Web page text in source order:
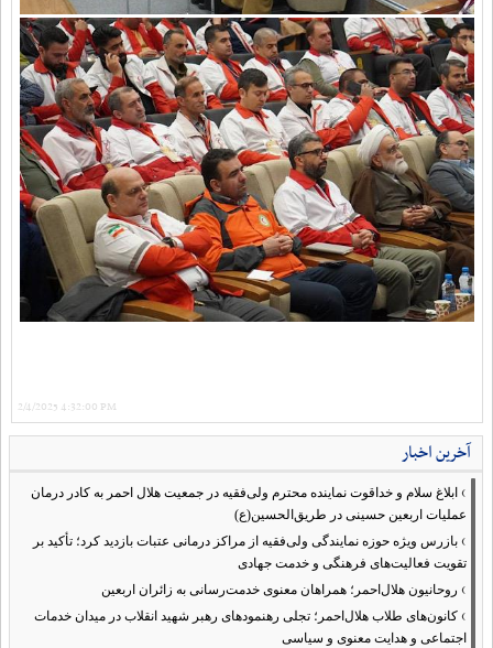
2/4/2025 4:32:00 PM
آخرین اخبار
› ابلاغ سلام و خداقوت نماینده محترم ولی‌فقیه در جمعیت هلال احمر به کادر درمان
عملیات اربعین حسینی در طریق‌الحسین(ع)
› بازرس ویژه حوزه نمایندگی ولی‌فقیه از مراکز درمانی عتبات بازدید کرد؛ تأکید بر
تقویت فعالیت‌های فرهنگی و خدمت جهادی
› روحانیون هلال‌احمر؛ همراهان معنوی خدمت‌رسانی به زائران اربعین
› کانون‌های طلاب هلال‌احمر؛ تجلی رهنمودهای رهبر شهید انقلاب در میدان خدمات
اجتماعی و هدایت معنوی و سیاسی